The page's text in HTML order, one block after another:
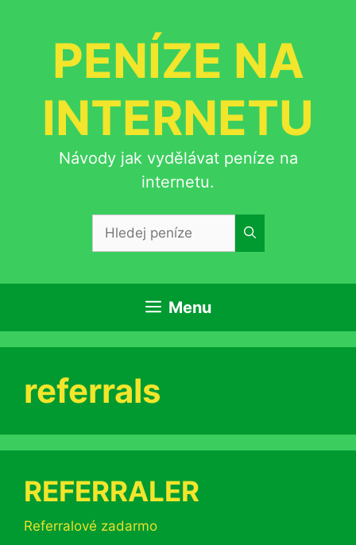
PENÍZE NA
INTERNETU
Návody jak vydělávat peníze na
internetu.
Menu
referrals
REFERRALER
Rubriky
Referralové zadarmo